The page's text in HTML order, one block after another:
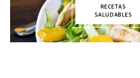
RECETAS
SALUDABLES